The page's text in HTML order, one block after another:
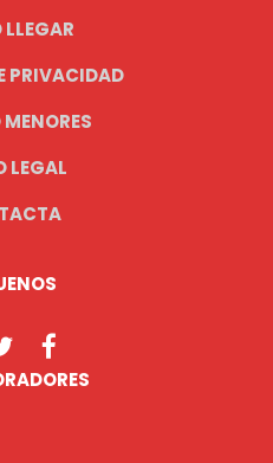
PRIVACIDAD
LEGAL